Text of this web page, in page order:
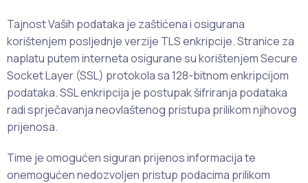
Tajnost Vaših podataka je zaštićena i osigurana
korištenjem posljednje verzije TLS enkripcije. Stranice za
naplatu putem interneta osigurane su korištenjem Secure
Socket Layer (SSL) protokola sa 128-bitnom enkripcijom
podataka. SSL enkripcija je postupak šifriranja podataka
radi sprječavanja neovlaštenog pristupa prilikom njihovog
prijenosa.
Time je omogućen siguran prijenos informacija te
onemogućen nedozvoljen pristup podacima prilikom